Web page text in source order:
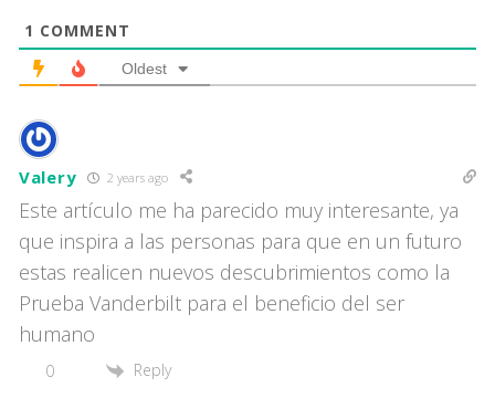
1 COMMENT
Oldest
Valery 2 years ago
Este artículo me ha parecido muy interesante, ya
que inspira a las personas para que en un futuro
estas realicen nuevos descubrimientos como la
Prueba Vanderbilt para el beneficio del ser
humano
0 Reply